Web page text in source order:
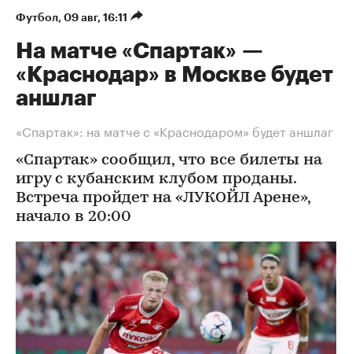
Футбол 09 авг, 16:11
На матче «Спартак» —
«Краснодар» в Москве будет
аншлаг
«Спартак»: на матче с «Краснодаром» будет аншлаг
«Спартак» сообщил, что все билеты на
игру с кубанским клубом проданы.
Встреча пройдет на «ЛУКОЙЛ Арене»,
начало в 20:00